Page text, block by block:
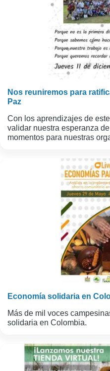
Nos reuniremos para
Paz
Con los aprendizajes de
validar nuestra esperanza
momentos para nuestras
Economía solidaria en
Más de mil voces
solidaria en Colombia.